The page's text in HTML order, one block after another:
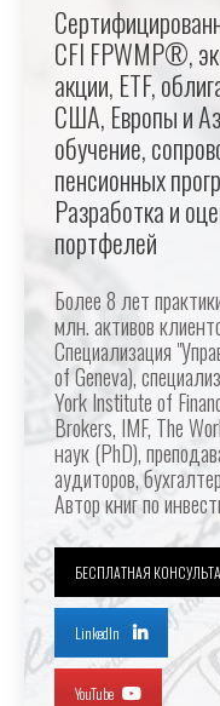
CFI FPWMP®,
акции, ETF,
США, Европы и
обучение,
пенсионных
Разработка и
портфелей
Более 8 лет
млн. активов
Специализация
of Geneva),
York Institute of
Brokers, IMF, The
наук (PhD),
аудиторов,
Автор книг по
БЕСПЛАТНАЯ
LinkedIn
YouTube